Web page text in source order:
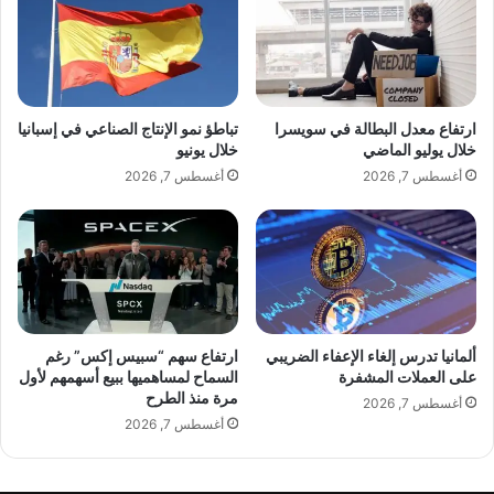
ي
ت
ه
ا
ل
ج
د
ة
"
إ
ن
ت
م
ن
ي
ع
ص
م
ت
ا
ف
ي
ح
ل
إ
ط
ل
ا
ق
I
n
f
ارتفاع معدل البطالة في سويسرا
خلال يوليو الماضي
أغسطس 7, 2026
تباطؤ نمو الإنتاج الصناعي في إسبانيا
خلال يونيو
أغسطس 7, 2026
ألمانيا تدرس إلغاء الإعفاء الضريبي
على العملات المشفرة
أغسطس 7, 2026
ارتفاع سهم “سبيس إكس” رغم
السماح لمساهميها ببيع أسهمهم لأول
مرة منذ الطرح
أغسطس 7, 2026